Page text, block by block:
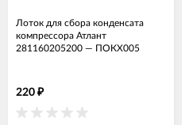
Лоток для сбора конденсата
компрессора Атлант
281160205200 — ПОКХ005
220 ₽